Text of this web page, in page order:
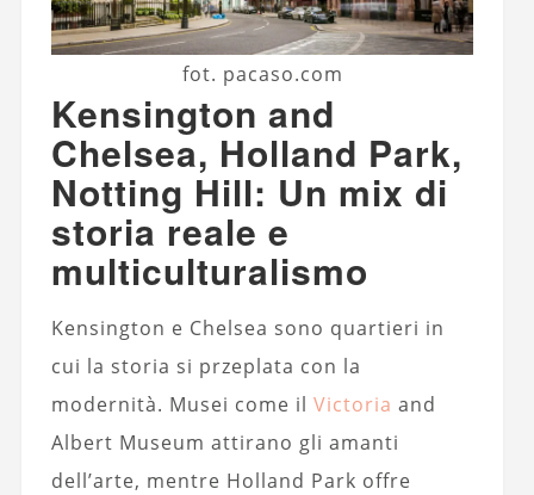
fot. pacaso.com
Kensington and
Chelsea, Holland Park,
Notting Hill: Un mix di
storia reale e
multiculturalismo
Kensington e Chelsea sono quartieri in
cui la storia si przeplata con la
modernità. Musei come il Victoria and
Albert Museum attirano gli amanti
dell’arte, mentre Holland Park offre